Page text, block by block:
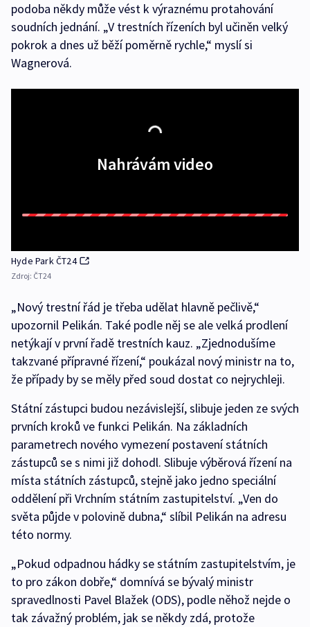
podoba někdy může vést k výraznému protahování
soudních jednání. „V trestních řízeních byl učiněn velký
pokrok a dnes už běží poměrně rychle,“ myslí si
Wagnerová.
Nahrávám video
Hyde Park ČT24
Zdroj: ČT24
„Nový trestní řád je třeba udělat hlavně pečlivě,“
upozornil Pelikán. Také podle něj se ale velká prodlení
netýkají v první řadě trestních kauz. „Zjednodušíme
takzvané přípravné řízení,“ poukázal nový ministr na to,
že případy by se měly před soud dostat co nejrychleji.
Státní zástupci budou nezávislejší, slibuje jeden ze svých
prvních kroků ve funkci Pelikán. Na základních
parametrech nového vymezení postavení státních
zástupců se s nimi již dohodl. Slibuje výběrová řízení na
místa státních zástupců, stejně jako jedno speciální
oddělení při Vrchním státním zastupitelství. „Ven do
světa půjde v polovině dubna,“ slíbil Pelikán na adresu
této normy.
„Pokud odpadnou hádky se státním zastupitelstvím, je
to pro zákon dobře,“ domnívá se bývalý ministr
spravedlnosti Pavel Blažek (ODS), podle něhož nejde o
tak závažný problém, jak se někdy zdá, protože